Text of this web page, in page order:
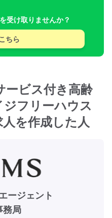
受け取りませんか？
ちら
ービス付き高齢
フリーハウス
を作成した人
ージェント
務局